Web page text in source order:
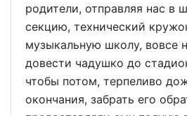
родители, отправляя нас в
секцию, технический
музыкальную школу, вовсе
довести чадушко до
чтобы потом, терпеливо
окончания, забрать его